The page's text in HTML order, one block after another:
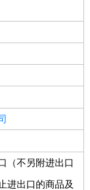
（不另附进出口
进出口的商品及